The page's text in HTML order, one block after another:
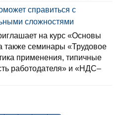
справиться с
сложностями
на курс «Основы
также семинары «Трудовое
применения, типичные
работодателя» и «НДС–